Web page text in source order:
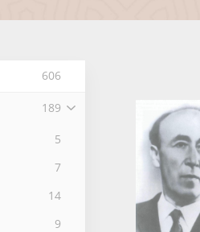
606
189
5
7
14
9